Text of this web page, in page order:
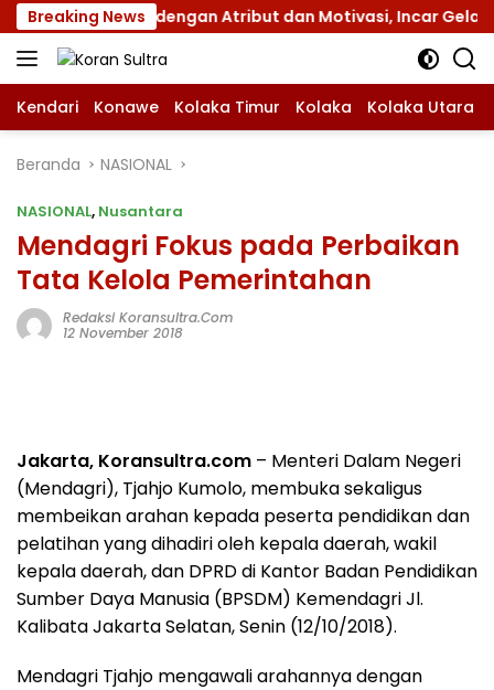
Langsung
ke
konten
Breaking News
Jamnas XII dengan Atribut dan Motivasi, Incar Gelar
Kendari Konawe Kolaka Timur Kolaka Kolaka Utara
Beranda NASIONAL
NASIONAL, Nusantara
Mendagri Fokus pada Perbaikan
Tata Kelola Pemerintahan
Redaksi Koransultra.com
12 November 2018
Jakarta, Koransultra.com – Menteri Dalam Negeri
(Mendagri), Tjahjo Kumolo, membuka sekaligus
membeikan arahan kepada peserta pendidikan dan
pelatihan yang dihadiri oleh kepala daerah, wakil
kepala daerah, dan DPRD di Kantor Badan Pendidikan
Sumber Daya Manusia (BPSDM) Kemendagri Jl.
Kalibata Jakarta Selatan, Senin (12/10/2018).
Mendagri Tjahjo mengawali arahannya dengan